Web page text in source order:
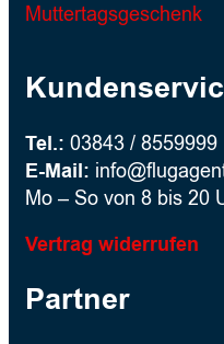
Muttertagsgeschenk
Tel.: 03843 / 8559999
E-Mail:
Mo – So von 8 bis 20
Vertrag widerrufen
Partner